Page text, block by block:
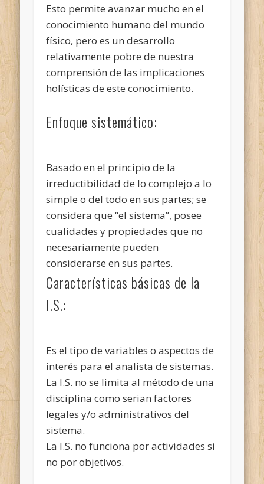
Esto permite avanzar mucho en el
conocimiento humano del mundo
físico, pero es un desarrollo
relativamente pobre de nuestra
comprensión de las implicaciones
holísticas de este conocimiento.
Enfoque sistemático:
Basado en el principio de la
irreductibilidad de lo complejo a lo
simple o del todo en sus partes; se
considera que “el sistema”, posee
cualidades y propiedades que no
necesariamente pueden
considerarse en sus partes.
Características básicas de la
I.S.:
Es el tipo de variables o aspectos de
interés para el analista de sistemas.
La I.S. no se limita al método de una
disciplina como serian factores
legales y/o administrativos del
sistema.
La I.S. no funciona por actividades si
no por objetivos.